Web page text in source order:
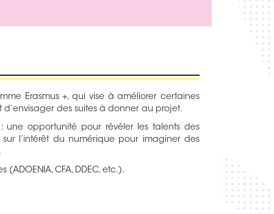
Erasmus +, qui vise à améliorer certaines
d’envisager des suites à donner au projet.
une opportunité pour révéler les talents des
l’intérêt du numérique pour imaginer des
CFA, DDEC, etc.).